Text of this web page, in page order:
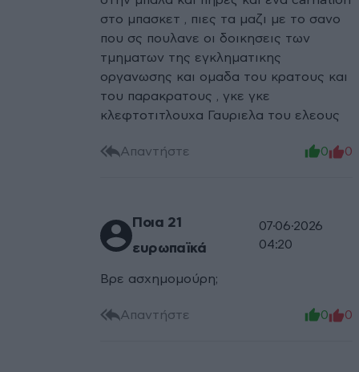
στο μπασκετ , πιες τα μαζι με το σανο
που σς πουλανε οι δοικησεις των
τμηματων της εγκληματικης
οργανωσης και ομαδα του κρατους και
του παρακρατους , γκε γκε
κλεφτοτιτλουχα Γαυριελα του ελεους
Απαντήστε 0 0
Ποια 21
ευρωπαϊκά
07·06·2026
04:20
Βρε ασχημομούρη;
Απαντήστε 0 0